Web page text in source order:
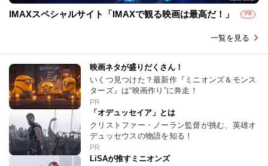
IMAXスペシャルサイト「IMAXで観る映画は最高だ！」 PR
一覧を見る
映画ネタが盛りだくさん！
いくつ見つけた？最新作『ミニオンズ＆モンス
ターズ』は“映画作り”に奔走！
PR
「オデュッセイア」とは
クリストファー・ノーラン監督が挑む、英雄オ
デュッセウスの物語を知る！
PR
LiSAが推すミニオンズ